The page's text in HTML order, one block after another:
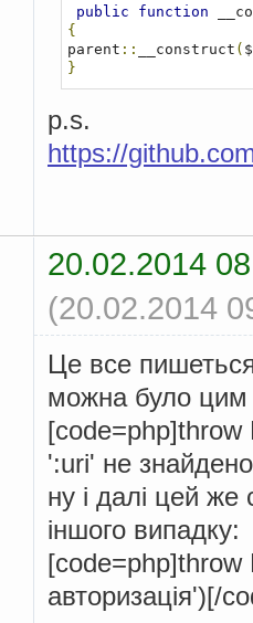
public function
{
parent :: __construct (
}
p.s.
https://
20.02.2014
(20.02.2014
Це все
можна було цим
':uri' не
ну і далі цей
іншого випадку:
[code=php]throw
авторизація')[/